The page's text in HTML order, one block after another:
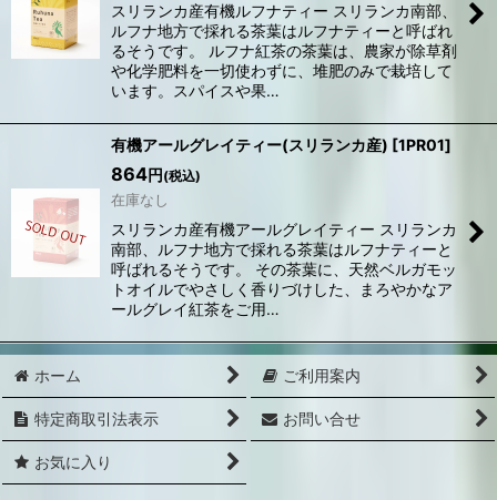
スリランカ産有機ルフナティー スリランカ南部、
ルフナ地方で採れる茶葉はルフナティーと呼ばれ
るそうです。 ルフナ紅茶の茶葉は、農家が除草剤
や化学肥料を一切使わずに、堆肥のみで栽培して
います。スパイスや果…
有機アールグレイティー(スリランカ産) [1PR01]
864円 (税込)
在庫なし
スリランカ産有機アールグレイティー スリランカ
南部、ルフナ地方で採れる茶葉はルフナティーと
呼ばれるそうです。 その茶葉に、天然ベルガモッ
トオイルでやさしく香りづけした、まろやかなア
ールグレイ紅茶をご用…
ホーム ご利用案内
特定商取引法表示 お問い合せ
お気に入り